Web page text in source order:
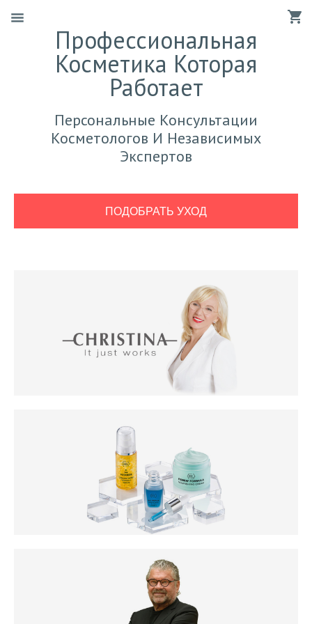
Профессиональная
Косметика Которая
Работает
Персональные Консультации
Косметологов И Независимых
Экспертов
ПОДОБРАТЬ УХОД